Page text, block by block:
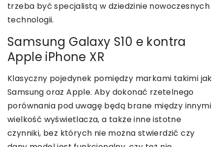
trzeba być specjalistą w dziedzinie nowoczesnych
technologii.
Samsung Galaxy S10 e kontra
Apple iPhone XR
Klasyczny pojedynek pomiędzy markami takimi jak
Samsung oraz Apple. Aby dokonać rzetelnego
porównania pod uwagę będą brane między innymi
wielkość wyświetlacza, a także inne istotne
czynniki, bez których nie można stwierdzić czy